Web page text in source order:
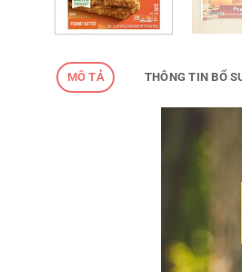
MÔ TẢ THÔNG TIN BỔ